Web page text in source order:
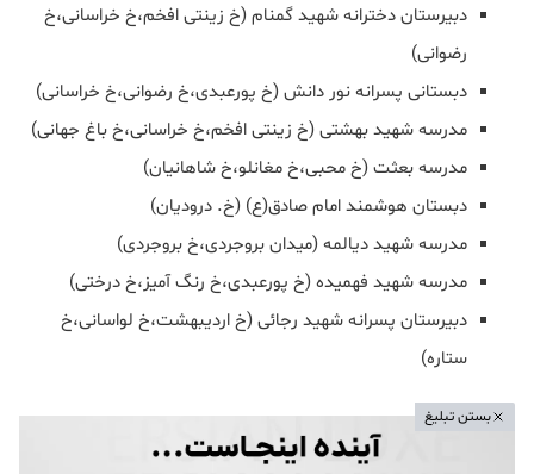
دبیرستان دخترانه شهید گمنام (خ زینتی افخم،خ خراسانی،خ
رضوانی)
دبستانی پسرانه نور دانش (خ پورعبدی،خ رضوانی،خ خراسانی)
مدرسه شهید بهشتی (خ زینتی افخم،خ خراسانی،خ باغ جهانی)
مدرسه بعثت (خ محبی،خ مغانلو،خ شاهانیان)
دبستان هوشمند امام صادق(ع) (خ. درودیان)
مدرسه شهید دیالمه (میدان بروجردی،خ بروجردی)
مدرسه شهید فهمیده (خ پورعبدی،خ رنگ آمیز،خ درختی)
دبیرستان پسرانه شهید رجائی (خ اردیبهشت،خ لواسانی،خ
ستاره)
بستن تبلیغ